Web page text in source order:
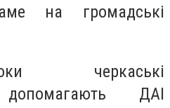
на громадські
черкаські
допомагають ДАІ